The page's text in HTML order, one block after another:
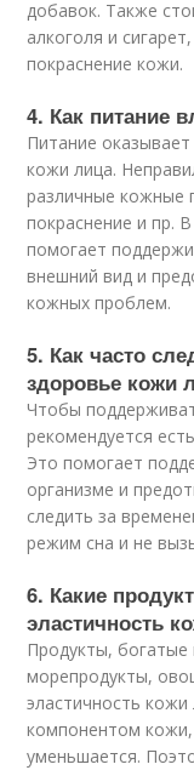
добавок. Также
алкоголя и
покраснение кожи.
4. Как питание
Питание
кожи лица.
различные кожные
покраснение и пр.
помогает
внешний вид и
кожных проблем.
5. Как часто
здоровье кожи
Чтобы
рекомендуется
Это помогает
организме и
следить за
режим сна и не
6. Какие
эластичность
Продукты, богатые
морепродукты,
эластичность
компонентом кожи,
уменьшается.